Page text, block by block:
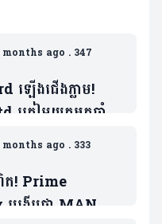
months ago . 347
ឡើងជើងភ្លាម!
ត្រៀមយកអ្នកចាំទី
របស់ Barca ជា
ាច់កុងត្រា
months ago . 333
ត! Prime
ង្ហើបថា MAN